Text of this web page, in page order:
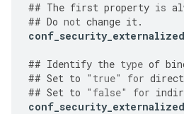
## The first property is
## Do not change it.
conf_security_externalized
## Identify the type of
## Set to "true" for direct
## Set to "false" for
conf_security_externalized